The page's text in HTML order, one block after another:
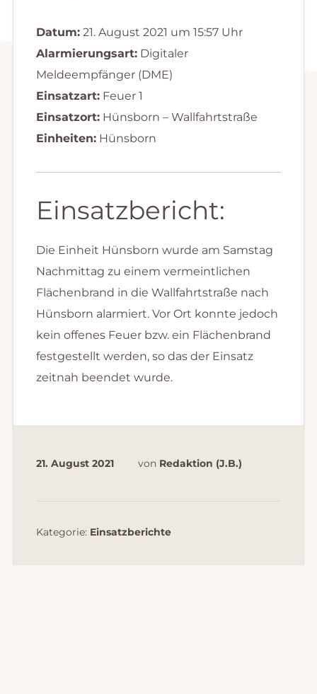
Datum:21. August 2021 um 15:57 Uhr
Alarmierungsart:Digitaler
Meldeempfänger (DME)
Einsatzart:Feuer 1
Einsatzort:Hünsborn – Wallfahrtstraße
Einheiten:Hünsborn
Einsatzbericht:
Die Einheit Hünsborn wurde am Samstag
Nachmittag zu einem vermeintlichen
Flächenbrand in die Wallfahrtstraße nach
Hünsborn alarmiert. Vor Ort konnte jedoch
kein offenes Feuer bzw. ein Flächenbrand
festgestellt werden, so das der Einsatz
zeitnah beendet wurde.
21. August 2021 von Redaktion (J.B.)
Kategorie: Einsatzberichte